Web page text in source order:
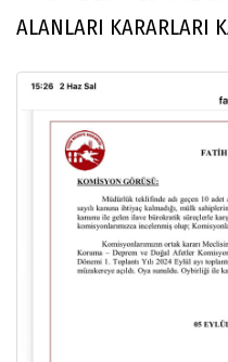
ALANLARI KARARLARI